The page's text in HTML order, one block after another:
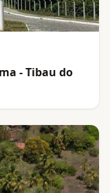
- Tibau do